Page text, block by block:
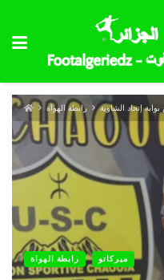
رابطة الهواة إتحاد الشاوية
رابطة الهواة ميركاتو